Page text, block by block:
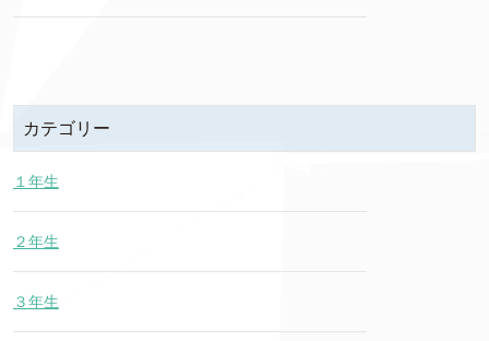
カテゴリー
１年生
２年生
３年生